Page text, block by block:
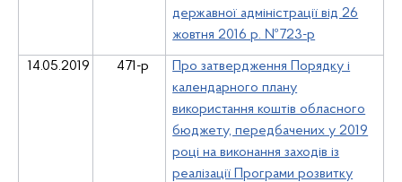
державної адміністрації від 26
жовтня 2016 р. №723-р
14.05.2019 471-р
Про затвердження Порядку і
календарного плану
використання коштів обласного
бюджету, передбачених у 2019
році на виконання заходів із
реалізації Програми розвитку